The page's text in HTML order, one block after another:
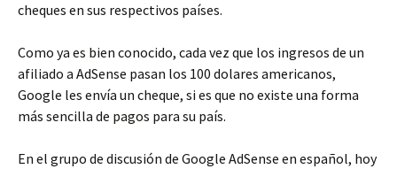
cheques en sus respectivos países.
Como ya es bien conocido, cada vez que los ingresos de un
afiliado a AdSense pasan los 100 dolares americanos,
Google les envía un cheque, si es que no existe una forma
más sencilla de pagos para su país.
En el grupo de discusión de Google AdSense en español, hoy